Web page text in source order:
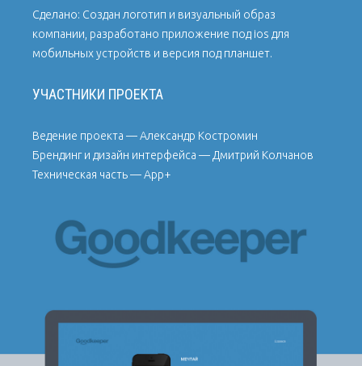
Сделано: Создан логотип и визуальный образ
компании, разработано приложение под ios для
мобильных устройств и версия под планшет.
УЧАСТНИКИ ПРОЕКТА
Ведение проекта — Александр Костромин
Брендинг и дизайн интерфейса — Дмитрий Колчанов
Техническая часть — App+